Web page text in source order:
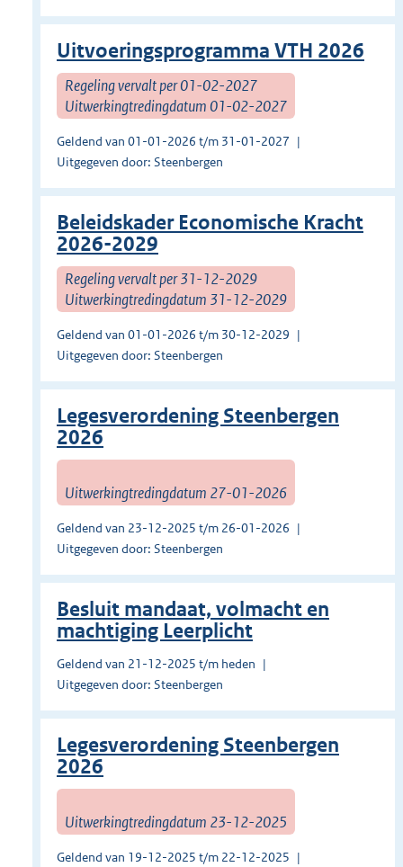
Uitvoeringsprogramma VTH 2026
Regeling vervalt per 01-02-2027
Uitwerkingtredingdatum 01-02-2027
Geldend van 01-01-2026 t/m 31-01-2027
Uitgegeven door: Steenbergen
Beleidskader Economische Kracht
2026-2029
Regeling vervalt per 31-12-2029
Uitwerkingtredingdatum 31-12-2029
Geldend van 01-01-2026 t/m 30-12-2029
Uitgegeven door: Steenbergen
Legesverordening Steenbergen
2026
Uitwerkingtredingdatum 27-01-2026
Geldend van 23-12-2025 t/m 26-01-2026
Uitgegeven door: Steenbergen
Besluit mandaat, volmacht en
machtiging Leerplicht
Geldend van 21-12-2025 t/m heden
Uitgegeven door: Steenbergen
Legesverordening Steenbergen
2026
Uitwerkingtredingdatum 23-12-2025
Geldend van 19-12-2025 t/m 22-12-2025